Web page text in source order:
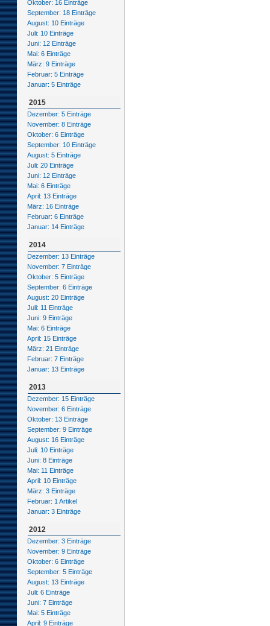
Oktober: 16 Einträge
September: 18 Einträge
August: 10 Einträge
Juli: 10 Einträge
Juni: 12 Einträge
Mai: 6 Einträge
März: 9 Einträge
Februar: 5 Einträge
Januar: 5 Einträge
2015
Dezember: 5 Einträge
November: 8 Einträge
Oktober: 6 Einträge
September: 10 Einträge
August: 5 Einträge
Juli: 20 Einträge
Juni: 12 Einträge
Mai: 6 Einträge
April: 13 Einträge
März: 16 Einträge
Februar: 6 Einträge
Januar: 14 Einträge
2014
Dezember: 13 Einträge
November: 7 Einträge
Oktober: 5 Einträge
September: 6 Einträge
August: 20 Einträge
Juli: 11 Einträge
Juni: 9 Einträge
Mai: 6 Einträge
April: 15 Einträge
März: 21 Einträge
Februar: 7 Einträge
Januar: 13 Einträge
2013
Dezember: 15 Einträge
November: 6 Einträge
Oktober: 13 Einträge
September: 9 Einträge
August: 16 Einträge
Juli: 10 Einträge
Juni: 8 Einträge
Mai: 11 Einträge
April: 10 Einträge
März: 3 Einträge
Februar: 1 Artikel
Januar: 3 Einträge
2012
Dezember: 3 Einträge
November: 9 Einträge
Oktober: 6 Einträge
September: 5 Einträge
August: 13 Einträge
Juli: 6 Einträge
Juni: 7 Einträge
Mai: 5 Einträge
April: 9 Einträge